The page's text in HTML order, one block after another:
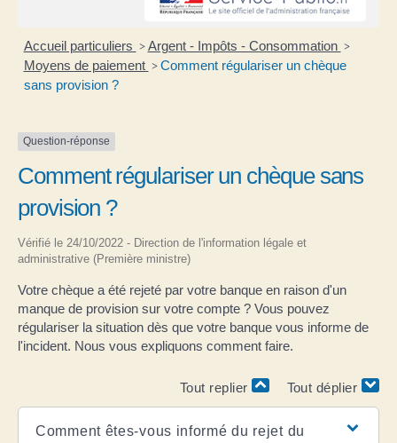
Accueil particuliers > Argent - Impôts - Consommation >
Moyens de paiement > Comment régulariser un chèque
sans provision ?
Question-réponse
Comment régulariser un chèque sans
provision ?
Vérifié le 24/10/2022 - Direction de l'information légale et
administrative (Première ministre)
Votre chèque a été rejeté par votre banque en raison d'un
manque de provision sur votre compte ? Vous pouvez
régulariser la situation dès que votre banque vous informe de
l'incident. Nous vous expliquons comment faire.
Tout replier Tout déplier
Comment êtes-vous informé du rejet du